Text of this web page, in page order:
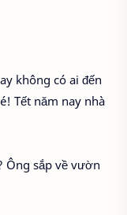
không có ai đến
Tết năm nay nhà
Ông sắp về vườn